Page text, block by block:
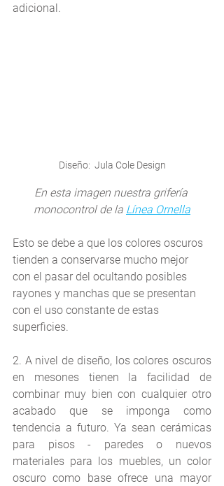
adicional.
Diseño:  Jula Cole Design
En esta imagen nuestra grifería
monocontrol de la Línea Ornella
Esto se debe a que los colores oscuros
tienden a conservarse mucho mejor
con el pasar del ocultando posibles
rayones y manchas que se presentan
con el uso constante de estas
superficies.
2. A nivel de diseño, los colores oscuros
en mesones tienen la facilidad de
combinar muy bien con cualquier otro
acabado que se imponga como
tendencia a futuro. Ya sean cerámicas
para pisos - paredes o nuevos
materiales para los muebles, un color
oscuro como base ofrece una mayor